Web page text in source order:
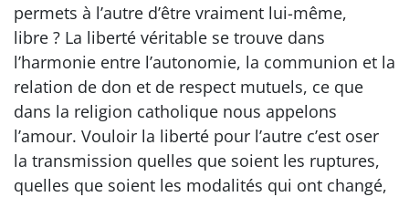
permets à l’autre d’être vraiment lui-même,
libre ? La liberté véritable se trouve dans
l’harmonie entre l’autonomie, la communion et la
relation de don et de respect mutuels, ce que
dans la religion catholique nous appelons
l’amour. Vouloir la liberté pour l’autre c’est oser
la transmission quelles que soient les ruptures,
quelles que soient les modalités qui ont changé,